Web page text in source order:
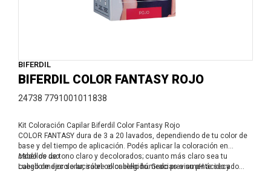
BIFERDIL
BIFERDIL COLOR FANTASY ROJO
24738 7791001011838
Kit Coloración Capilar Biferdil Color Fantasy Rojo
COLOR FANTASY dura de 3 a 20 lavados, dependiendo de tu color de
base y del tiempo de aplicación. Podés aplicar la coloración en
cabellos de tono claro y decolorados; cuanto más claro sea tu
cabello mejor se lucirá el color elegido. Gracias a su pH ácido y
Modo de uso
Luego de decolorar, sobre el cabello húmedo previamente secado